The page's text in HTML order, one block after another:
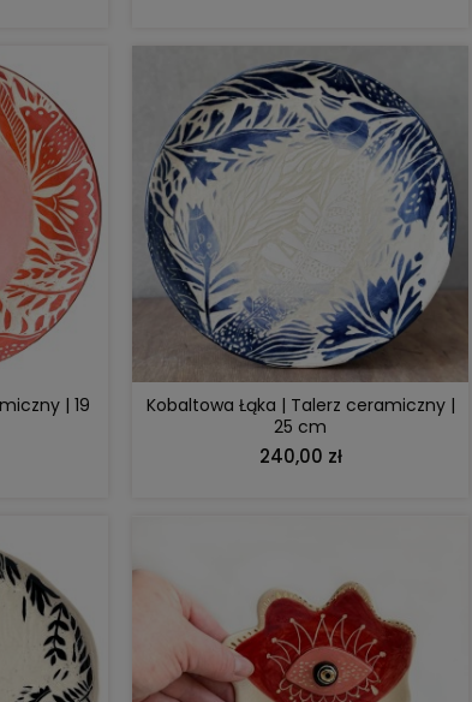
| 19
Kobaltowa Łąka | Talerz ceramiczny |
25 cm
240,00 zł